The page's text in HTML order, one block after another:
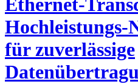
Ethernet-
Hochleistungs-
für zuverlässige